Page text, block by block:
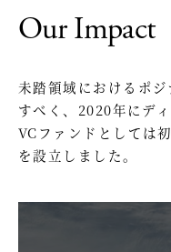
Our Impact
未踏領域におけるポ
すべく、2020年にデ
VCファンドとしては
を設立しました。